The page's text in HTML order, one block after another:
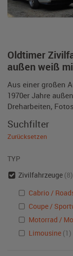
Oldtimer
außen weiß
Aus einer großen
1970er Jahre
Dreharbeiten,
Suchfilter
Zurücksetzen
TYP
Zivilfahrzeuge (8)
Cabrio /
Coupe /
Motorrad /
Limousine (1)